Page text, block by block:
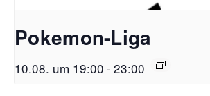
Pokemon-Liga
10.08. um 19:00 - 23:00